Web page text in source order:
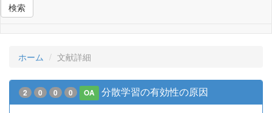
検索
ホーム 文献詳細
2 0 0 0 OA 分散学習の有効性の原因